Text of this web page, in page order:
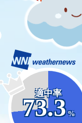
適中率
73.3
%